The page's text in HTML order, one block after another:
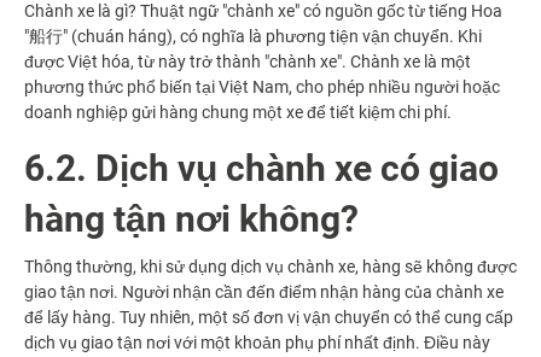
Chành xe là gì? Thuật ngữ "chành xe" có nguồn gốc từ tiếng Hoa
"船行" (chuán háng), có nghĩa là phương tiện vận chuyển. Khi
được Việt hóa, từ này trở thành "chành xe". Chành xe là một
phương thức phổ biến tại Việt Nam, cho phép nhiều người hoặc
doanh nghiệp gửi hàng chung một xe để tiết kiệm chi phí.
6.2. Dịch vụ chành xe có giao
hàng tận nơi không?
Thông thường, khi sử dụng dịch vụ chành xe, hàng sẽ không được
giao tận nơi. Người nhận cần đến điểm nhận hàng của chành xe
để lấy hàng. Tuy nhiên, một số đơn vị vận chuyển có thể cung cấp
dịch vụ giao tận nơi với một khoản phụ phí nhất định. Điều này